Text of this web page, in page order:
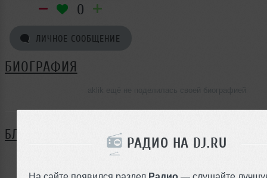
РАДИО НА DJ.RU
На сайте появился раздел Радио — слушайте
0
ЛИЧНОЕ СООБЩЕНИЕ
БИОГРАФИЯ
БЛОГ